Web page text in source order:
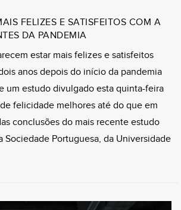
FELIZES E SATISFEITOS COM A
DA PANDEMIA
estar mais felizes e satisfeitos
anos depois do início da pandemia
um estudo divulgado esta quinta-feira
felicidade melhores até do que em
conclusões do mais recente estudo
Sociedade Portuguesa, da Universidade